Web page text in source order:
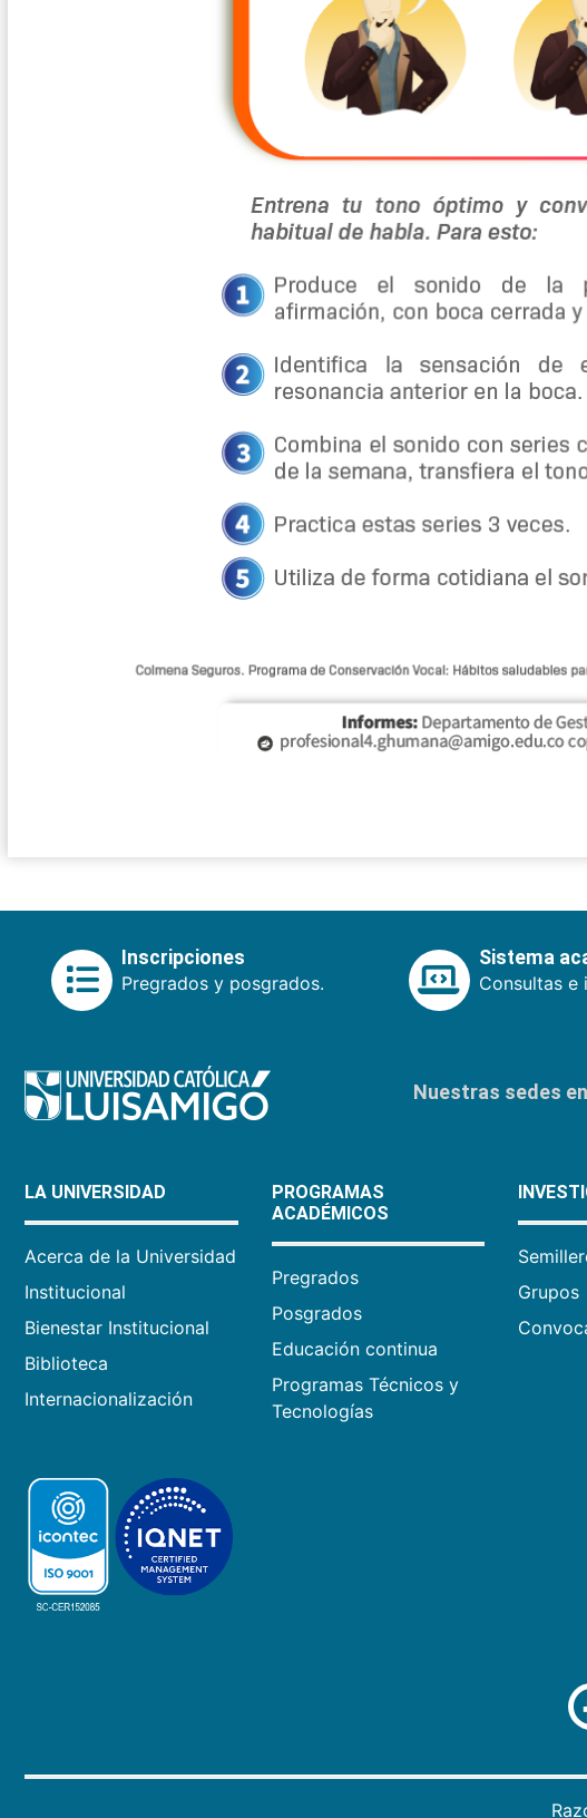
Inscripciones
Pregrados y posgrados.
Sistema
Consultas e
Nuestras sedes
LA UNIVERSIDAD
Acerca de la Universidad
Institucional
Bienestar Institucional
Biblioteca
Internacionalización
PROGRAMAS
ACADÉMICOS
Pregrados
Posgrados
Educación continua
Programas Técnicos y
Tecnologías
Grupos